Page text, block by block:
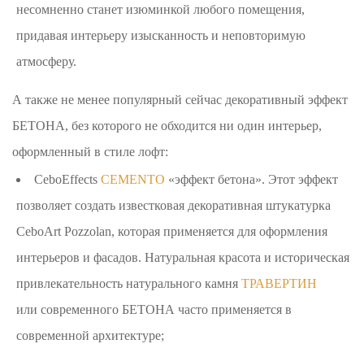
несомненно станет изюминкой любого помещения,
придавая интерьеру изысканность и неповторимую
атмосферу.
А также не менее популярный сейчас декоративный эффект
БЕТОНА, без которого не обходится ни один интерьер,
оформленный в стиле лофт:
CeboEffectsCEMENTO «эффект бетона». Этот эффект
позволяет создать известковая декоративная штукатурка
CeboArt Pozzolan, которая применяется для оформления
интерьеров и фасадов. Натуральная красота и историческая
привлекательность натурального камняТРАВЕРТИН
или современного БЕТОНА часто применяется в
современной архитектуре;